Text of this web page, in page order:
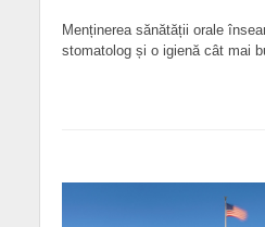
Menținerea sănătății orale
stomatolog și o igienă cât mai